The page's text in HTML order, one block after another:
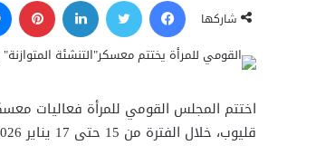
شاركها
قليوب، خلال الفترة من 15 حتى 17 يناير 2026، في إطار المشروع القومي لتنمية الأسرة المصرية، وضمن برنامج الإرشاد الأسري والتنشئة المتوازنة.